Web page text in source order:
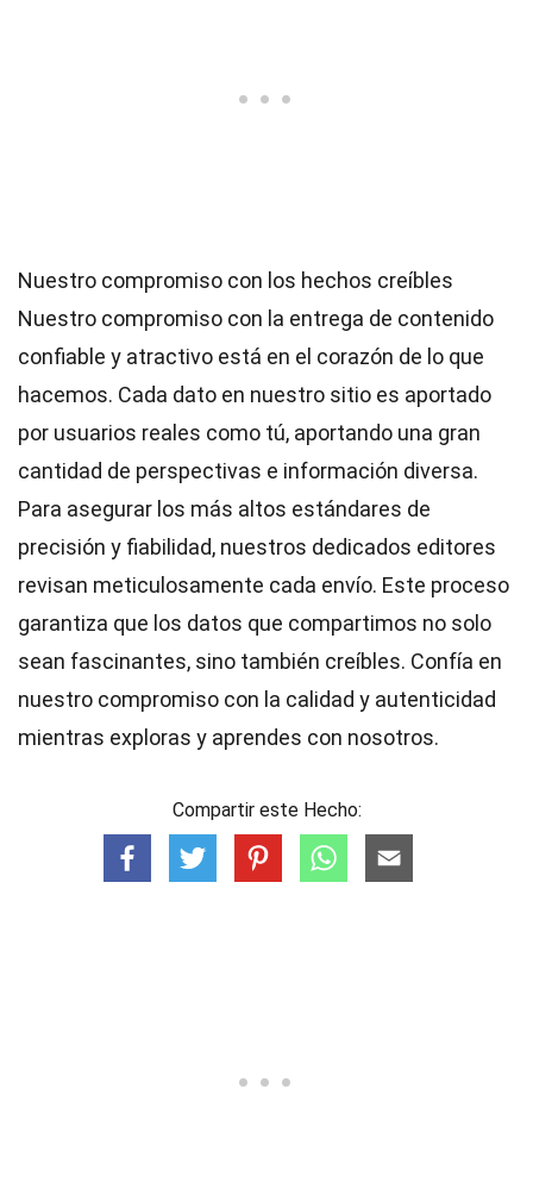
Nuestro compromiso con los hechos creíbles
Nuestro compromiso con la entrega de contenido
confiable y atractivo está en el corazón de lo que
hacemos. Cada dato en nuestro sitio es aportado
por usuarios reales como tú, aportando una gran
cantidad de perspectivas e información diversa.
Para asegurar los más altos estándares de
precisión y fiabilidad, nuestros dedicados editores
revisan meticulosamente cada envío. Este proceso
garantiza que los datos que compartimos no solo
sean fascinantes, sino también creíbles. Confía en
nuestro compromiso con la calidad y autenticidad
mientras exploras y aprendes con nosotros.
Compartir este Hecho: